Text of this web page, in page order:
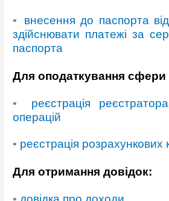
▪ внесення до паспорта
здійснювати платежі за
паспорта
Для оподаткування сфери
▪
реєстрація
операцій
▪ реєстрація розрахункових
Для отримання довідок: